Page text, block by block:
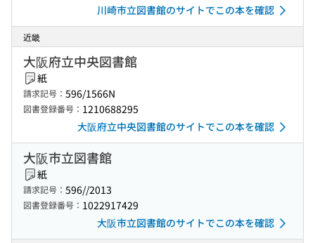
川崎市立図書館のサイトでこの本を確認
近畿
大阪府立中央図書館
紙
請求記号： 596/1566N
図書登録番号： 1210688295
大阪府立中央図書館のサイトでこの本を確認
大阪市立図書館
紙
請求記号： 596//2013
図書登録番号： 1022917429
大阪市立図書館のサイトでこの本を確認